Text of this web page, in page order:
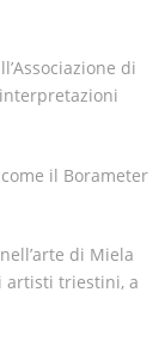
di
il Borameter
di Miela
artisti triestini, a